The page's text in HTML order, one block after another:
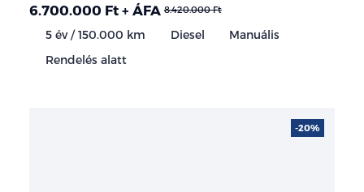
6.700.000 Ft + ÁFA 8.420.000 Ft
5 év / 150.000 km Diesel
Manuális
Rendelés alatt
-20%